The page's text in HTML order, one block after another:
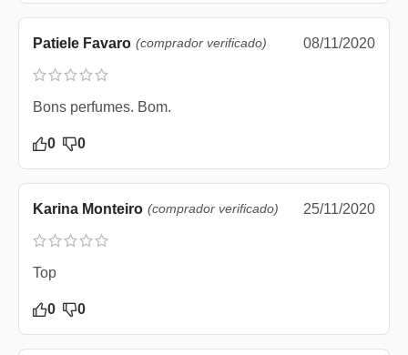
Patiele Favaro (comprador verificado) 08/11/2020
Bons perfumes. Bom.
0 0
Karina Monteiro (comprador verificado) 25/11/2020
Top
0 0